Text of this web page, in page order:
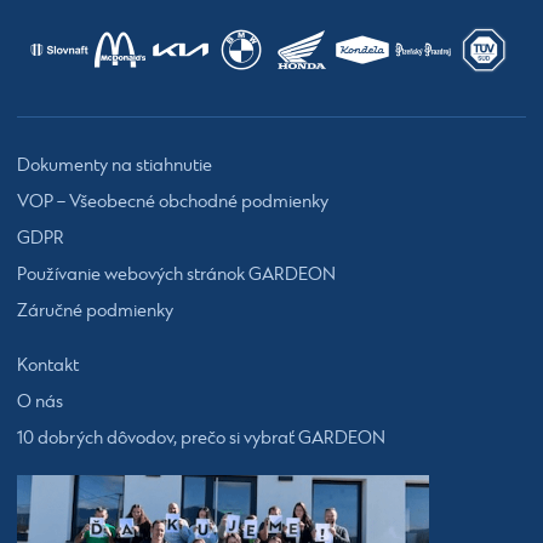
Dokumenty na stiahnutie
VOP – Všeobecné obchodné podmienky
GDPR
Používanie webových stránok GARDEON
Záručné podmienky
Kontakt
O nás
10 dobrých dôvodov, prečo si vybrať GARDEON